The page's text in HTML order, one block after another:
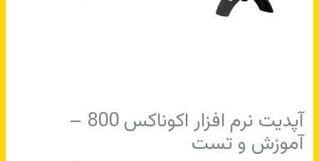
آپدیت نرم افزار اکوناکس 800 –
آموزش و تست